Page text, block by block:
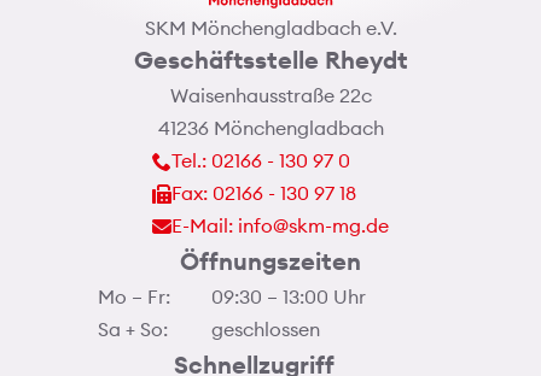
SKM Mönchengladbach e.V.
Geschäftsstelle Rheydt
Waisenhausstraße 22c
41236 Mönchengladbach
Tel.: 02166 - 130 97 0
Fax: 02166 - 130 97 18
E-Mail: info@skm-mg.de
Öffnungszeiten
Mo – Fr:
Sa + So:
09:30 – 13:00 Uhr
geschlossen
Schnellzugriff